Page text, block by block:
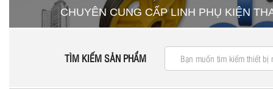
CHUYÊN CUNG CẤP LINH PHỤ KIỆN
TÌM KIẾM SẢN PHẨM